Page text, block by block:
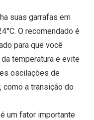
suas garrafas em
O recomendado é
para que você
temperatura e evite
oscilações de
como a transição do
um fator importante